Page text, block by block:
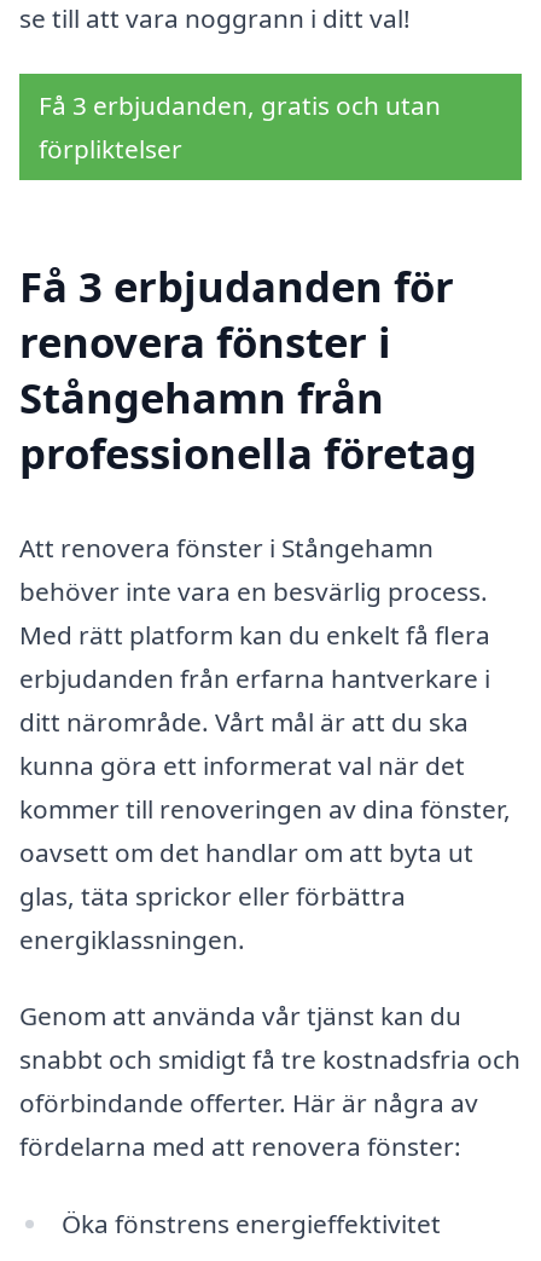
se till att vara noggrann i ditt val!
Få 3 erbjudanden, gratis och utan
förpliktelser
Få 3 erbjudanden för
renovera fönster i
Stångehamn från
professionella företag
Att renovera fönster i Stångehamn
behöver inte vara en besvärlig process.
Med rätt platform kan du enkelt få flera
erbjudanden från erfarna hantverkare i
ditt närområde. Vårt mål är att du ska
kunna göra ett informerat val när det
kommer till renoveringen av dina fönster,
oavsett om det handlar om att byta ut
glas, täta sprickor eller förbättra
energiklassningen.
Genom att använda vår tjänst kan du
snabbt och smidigt få tre kostnadsfria och
oförbindande offerter. Här är några av
fördelarna med att renovera fönster:
Öka fönstrens energieffektivitet